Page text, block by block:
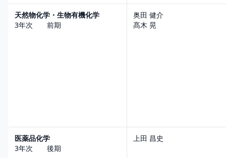
天然物化学・生物有機化学
3年次 前期
奥田 健介
髙木 晃
医薬品化学
3年次 後期
上田 昌史